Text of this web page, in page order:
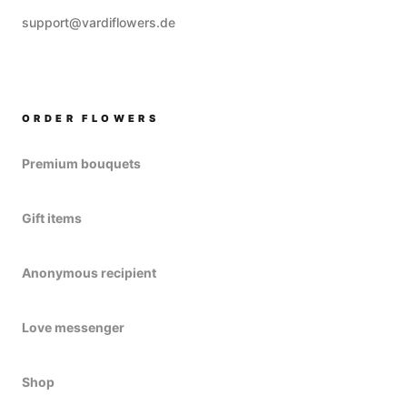
support@vardiflowers.de
ORDER FLOWERS
Premium bouquets
Gift items
Anonymous recipient
Love messenger
Shop